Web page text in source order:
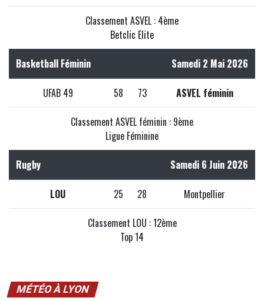
Classement ASVEL : 4ème
Betclic Elite
Basketball Féminin Samedi 2 Mai 2026
UFAB 49 58 73 ASVEL féminin
Classement ASVEL féminin : 9ème
Ligue Féminine
Rugby Samedi 6 Juin 2026
LOU 25 28 Montpellier
Classement LOU : 12ème
Top 14
MÉTÉO À LYON